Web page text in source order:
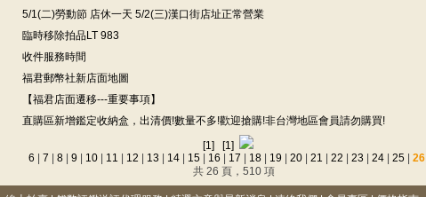
5/1(二)勞動節 店休一天 5/2(三)漢口街店址正常營業
臨時移除拍品LT 983
收件服務時間
福君郵幣社新店面地圖
【福君店面遷移---重要事項】
直購區新增鑑定收納盒，出清價!數量不多!歡迎搶購!非台灣地區會員請勿購買!
[1]
[1]
6
7 8 9 10 11 12 13 14 15 16 17 18 19 20 21 22 23 24 25
26
共 26 頁，510 項